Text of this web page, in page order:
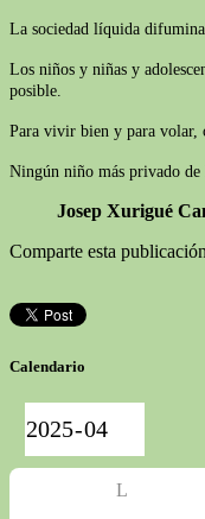
La sociedad líquida
Los niños y niñas y
posible.
Para vivir bien y para volar,
Ningún niño más privado de
Josep Xurigué
Comparte esta
Calendario
L